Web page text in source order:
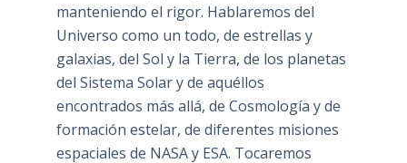
manteniendo el rigor. Hablaremos del
Universo como un todo, de estrellas y
galaxias, del Sol y la Tierra, de los planetas
del Sistema Solar y de aquéllos
encontrados más allá, de Cosmología y de
formación estelar, de diferentes misiones
espaciales de NASA y ESA. Tocaremos